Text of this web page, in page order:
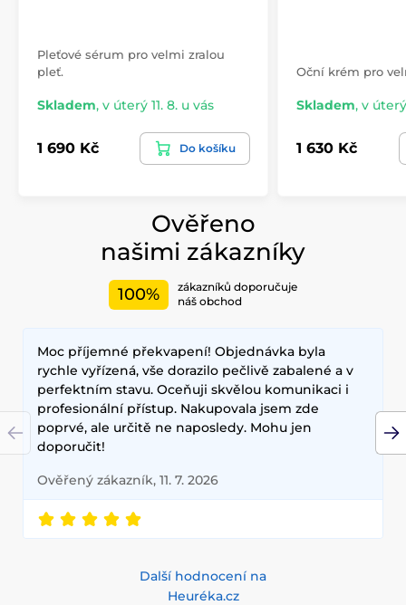
Pleťové sérum pro velmi zralou
pleť.
Skladem, v úterý 11. 8. u vás
1 690 Kč Do košíku
Oční krém pro
Skladem, v úterý
1 630 Kč
Ověřeno
našimi zákazníky
100%
zákazníků doporučuje
náš obchod
Moc příjemné překvapení! Objednávka byla
rychle vyřízená, vše dorazilo pečlivě zabalené a v
perfektním stavu. Oceňuji skvělou komunikaci i
profesionální přístup. Nakupovala jsem zde
poprvé, ale určitě ne naposledy. Mohu jen
doporučit!
Ověřený zákazník, 11. 7. 2026
Další hodnocení na
Heuréka.cz